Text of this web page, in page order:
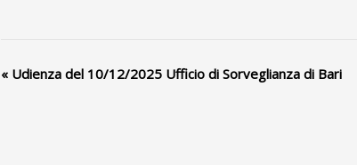
«Udienza del 10/12/2025 Ufficio di Sorveglianza di Bari